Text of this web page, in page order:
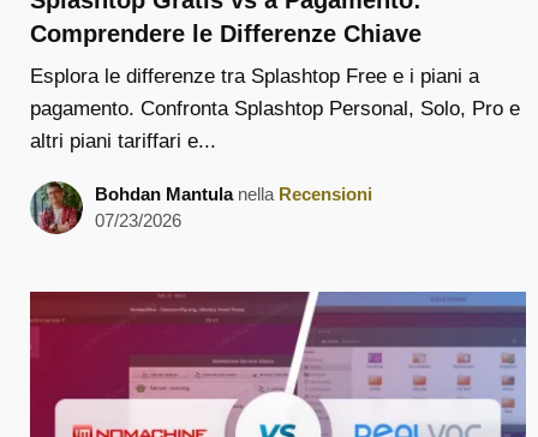
Comprendere le Differenze Chiave
Esplora le differenze tra Splashtop Free e i piani a
pagamento. Confronta Splashtop Personal, Solo, Pro e
altri piani tariffari e...
Bohdan Mantulanella Recensioni
07/23/2026